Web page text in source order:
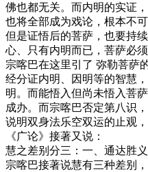
佛也都无关。而内明的实证
也将全部成为戏论，根本不
但是证悟后的菩萨，也要持
心、只有内明而已，菩萨必
宗喀巴在这里引了 弥勒菩萨
经分证内明、因明等的智慧
明。而能悟入但尚未悟入菩
成办。而宗喀巴否定第八识
说明双身法乐空双运的止观
《广论》接著又说：
慧之差别分三：一、通达胜
宗喀巴接著说慧有三种差别